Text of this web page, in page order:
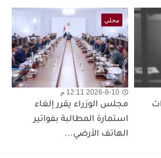
سنوات
محلي
2026-8-10 12:11 م
مجلس الوزراء يقرر إلغاء
استمارة المطالبة بفواتير
الهاتف الأرضي...